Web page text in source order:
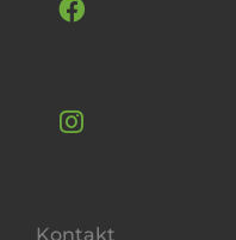
Kontakt